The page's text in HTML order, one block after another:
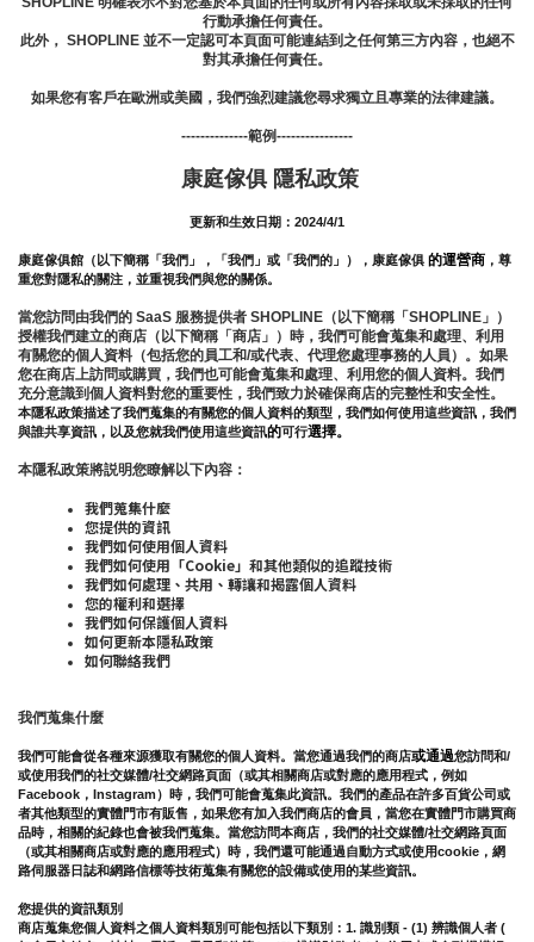
行動承擔任何責任。
此外， SHOPLINE 並不一定認可本頁面可能連結到之任何第三方內容，也絕不
對其承擔任何責任。
如果您有客戶在歐洲或美國，我們強烈建議您尋求獨立且專業的法律建議。
--------------範例----------------
康庭傢俱 隱私政策
更新和生效日期：2024/4/1
康庭傢俱館 （以下簡稱「我們」，「我們」或「我們的」），康庭傢俱 的運營商 ，尊
重您對隱私的關注，並重視我們與您的關係。
當您訪問由我們的 SaaS 服務提供者 SHOPLINE（以下簡稱「SHOPLINE」）
授權我們建立的商店（以下簡稱「商店」）時，我們可能會蒐集和處理、利用
有關您的個人資料（包括您的員工和/或代表、代理您處理事務的人員）。如果
您在商店上訪問或購買，我們也可能會蒐集和處理、利用您的個人資料。我們
充分意識到個人資料對您的重要性，我們致力於確保商店的完整性和安全性。
本隱私政策描述了我們蒐集的有關您的個人資料的類型，我們如何使用這些資訊，我們
與誰共享資訊，以及您就我們使用這些資訊的可行選擇。
本隱私政策將説明您瞭解以下內容：
我們蒐集什麼
您提供的資訊
我們如何使用個人資料
我們如何使用「Cookie」和其他類似的追蹤技術
我們如何處理、共用、轉讓和揭露個人資料
您的權利和選擇
我們如何保護個人資料
如何更新本隱私政策
如何聯絡我們
我們蒐集什麼
我們可能會從各種來源獲取有關您的個人資料。當您通過我們的商店或通過您訪問和/
或使用我們的社交媒體/社交網路頁面（或其相關商店或對應的應用程式，例如
Facebook，Instagram）時，我們可能會蒐集此資訊。我們的產品在許多百貨公司或
者其他類型的實體門市有販售，如果您有加入我們商店的會員，當您在實體門市購買商
品時，相關的紀錄也會被我們蒐集。 當您訪問本商店，我們的社交媒體/社交網路頁面
（或其相關商店或對應的應用程式）時，我們還可能通過自動方式或使用cookie，網
路伺服器日誌和網路信標等技術蒐集有關您的設備或使用的某些資訊。
您提供的資訊類別
商店蒐集您個人資料之個人資料類別可能包括以下類別：1. 識別類 - (1) 辨識個人者 (